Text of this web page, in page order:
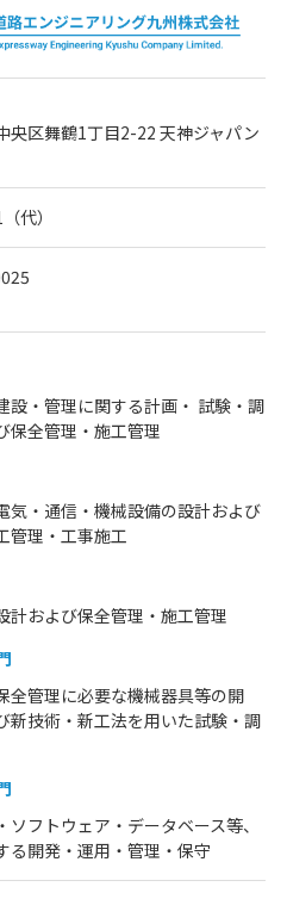
央区舞鶴1丁目2-22 天神ジャパン
代）
設・管理に関する計画・ 試験・調
保全管理・施工管理
気・通信・機械設備の設計および
管理・工事施工
計および保全管理・施工管理
全管理に必要な機械器具等の開
新技術・新工法を用いた試験・調
ソフトウェア・データベース等、
る開発・運用・管理・保守